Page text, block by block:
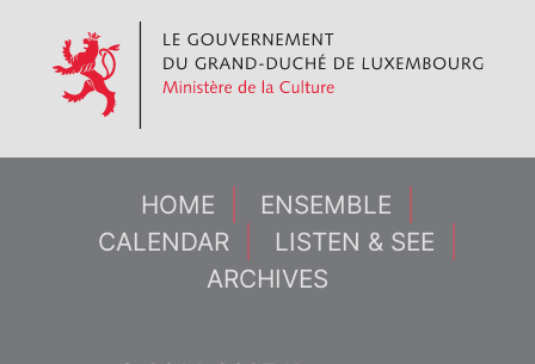
HOME
ENSEMBLE
CALENDAR
LISTEN & SEE
ARCHIVES